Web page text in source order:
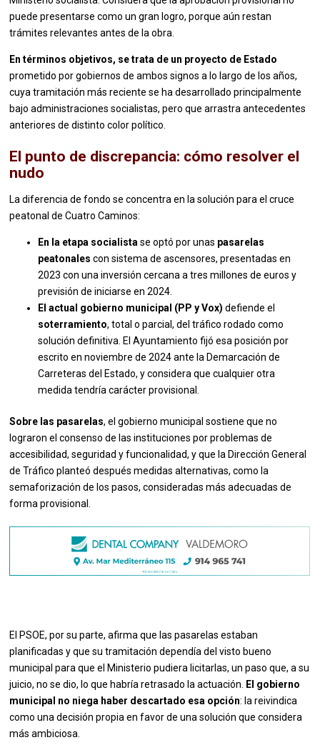
puede presentarse como un gran logro, porque aún restan
trámites relevantes antes de la obra.
En términos objetivos, se trata de un proyecto de Estado
prometido por gobiernos de ambos signos a lo largo de los años,
cuya tramitación más reciente se ha desarrollado principalmente
bajo administraciones socialistas, pero que arrastra antecedentes
anteriores de distinto color político.
El punto de discrepancia: cómo resolver el
nudo
La diferencia de fondo se concentra en la solución para el cruce
peatonal de Cuatro Caminos:
En la etapa socialista se optó por unas pasarelas
peatonales con sistema de ascensores, presentadas en
2023 con una inversión cercana a tres millones de euros y
previsión de iniciarse en 2024.
El actual gobierno municipal (PP y Vox) defiende el
soterramiento, total o parcial, del tráfico rodado como
solución definitiva. El Ayuntamiento fijó esa posición por
escrito en noviembre de 2024 ante la Demarcación de
Carreteras del Estado, y considera que cualquier otra
medida tendría carácter provisional.
Sobre las pasarelas, el gobierno municipal sostiene que no
lograron el consenso de las instituciones por problemas de
accesibilidad, seguridad y funcionalidad, y que la Dirección General
de Tráfico planteó después medidas alternativas, como la
semaforización de los pasos, consideradas más adecuadas de
forma provisional.
El PSOE, por su parte, afirma que las pasarelas estaban
planificadas y que su tramitación dependía del visto bueno
municipal para que el Ministerio pudiera licitarlas, un paso que, a su
juicio, no se dio, lo que habría retrasado la actuación. El gobierno
municipal no niega haber descartado esa opción: la reivindica
como una decisión propia en favor de una solución que considera
más ambiciosa.